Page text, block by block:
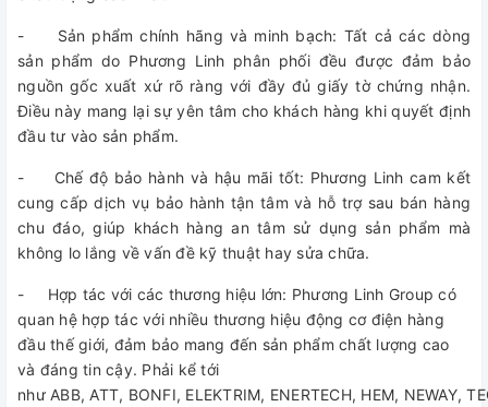
- Sản phẩm chính hãng và minh bạch: Tất cả các dòng
sản phẩm do Phương Linh phân phối đều được đảm bảo
nguồn gốc xuất xứ rõ ràng với đầy đủ giấy tờ chứng nhận.
Điều này mang lại sự yên tâm cho khách hàng khi quyết định
đầu tư vào sản phẩm.
- Chế độ bảo hành và hậu mãi tốt: Phương Linh cam kết
cung cấp dịch vụ bảo hành tận tâm và hỗ trợ sau bán hàng
chu đáo, giúp khách hàng an tâm sử dụng sản phẩm mà
không lo lắng về vấn đề kỹ thuật hay sửa chữa.
- Hợp tác với các thương hiệu lớn: Phương Linh Group có
quan hệ hợp tác với nhiều thương hiệu động cơ điện hàng
đầu thế giới, đảm bảo mang đến sản phẩm chất lượng cao
và đáng tin cậy. Phải kể tới
như ABB, ATT, BONFI, ELEKTRIM, ENERTECH, HEM, NEWAY,